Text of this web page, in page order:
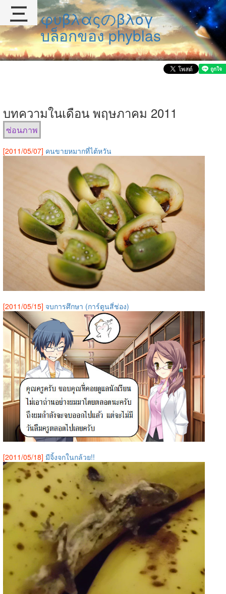
φυβλαςのβλογ
บล็อกของ phyblas
บทความในเดือน พฤษภาคม 2011
ซ่อนภาพ
[2011/05/07] คนขายหมากที่ไต้หวัน
[2011/05/15] จบการศึกษา (การ์ตูนสี่ช่อง)
[2011/05/18] มีจิ้งจกในกล้วย!!
三